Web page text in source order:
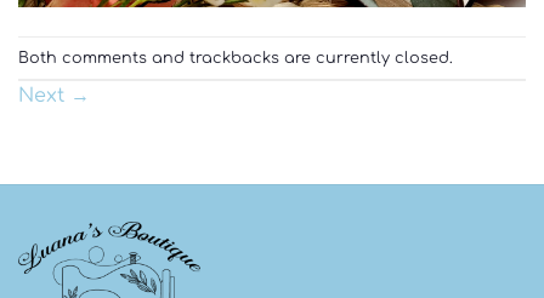
Both comments and trackbacks are currently closed.
Next →